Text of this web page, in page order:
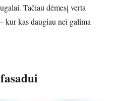
Tačiau dėmesį verta
kur kas daugiau nei galima